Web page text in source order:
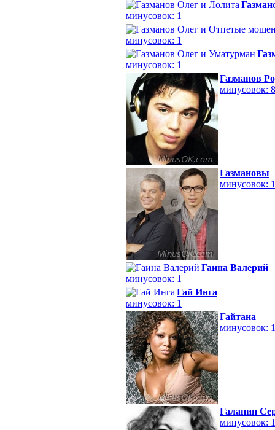
минусовок: 1
минусовок: 1
минусовок: 1
Газманов
минусовок: 8
Газмановы
минусовок: 1
Гаина Валерий
минусовок: 1
Гай Инга
минусовок: 1
Гайтана
минусовок:
Галанин
минусовок: 1